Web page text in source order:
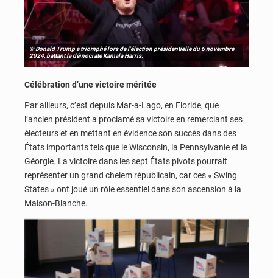
© Donald Trump a triomphé lors de l'élection présidentielle du 6 novembre
2024, battant la démocrate Kamala Harris.
Célébration d’une victoire méritée
Par ailleurs, c’est depuis Mar-a-Lago, en Floride, que
l’ancien président a proclamé sa victoire en remerciant ses
électeurs et en mettant en évidence son succès dans des
États importants tels que le Wisconsin, la Pennsylvanie et la
Géorgie. La victoire dans les sept États pivots pourrait
représenter un grand chelem républicain, car ces « Swing
States » ont joué un rôle essentiel dans son ascension à la
Maison-Blanche.